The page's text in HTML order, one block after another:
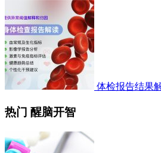
体检报告结果
热门 醒脑开智